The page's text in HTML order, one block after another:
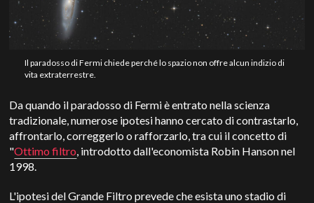
Il paradosso di Fermi chiede perché lo spazio non offre alcun indizio di
vita extraterrestre.
Da quando il paradosso di Fermi è entrato nella scienza
tradizionale, numerose ipotesi hanno cercato di contrastarlo,
affrontarlo, correggerlo o rafforzarlo, tra cui il concetto di
"Ottimo filtro, introdotto dall'economista Robin Hanson nel
1998.
L'ipotesi del Grande Filtro prevede che esista uno stadio di